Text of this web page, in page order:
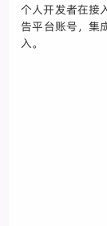
个人开发者在接
告平台账号，集
入。